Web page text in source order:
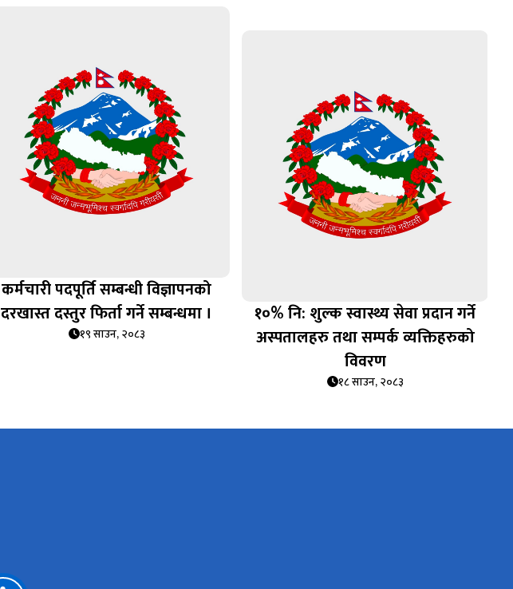
कर्मचारी पदपूर्ति सम्बन्धी विज्ञापनको
दरखास्त दस्तुर फिर्ता गर्ने सम्बन्धमा ।
१९ साउन, २०८३
१०% नि: शुल्क स्वास्थ्य सेवा प्रदान गर्ने
अस्पतालहरु तथा सम्पर्क व्यक्तिहरुको
विवरण
१८ साउन, २०८३